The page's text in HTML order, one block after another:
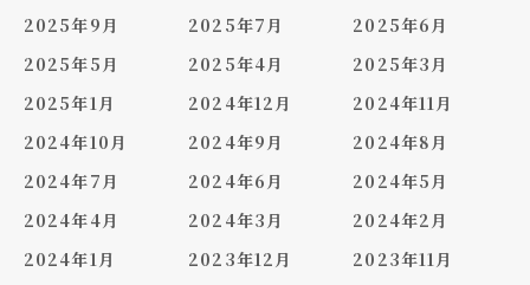
2025年9月
2025年7月
2025年6月
2025年5月
2025年4月
2025年3月
2025年1月
2024年12月
2024年11月
2024年10月
2024年9月
2024年8月
2024年7月
2024年6月
2024年5月
2024年4月
2024年3月
2024年2月
2024年1月
2023年12月
2023年11月